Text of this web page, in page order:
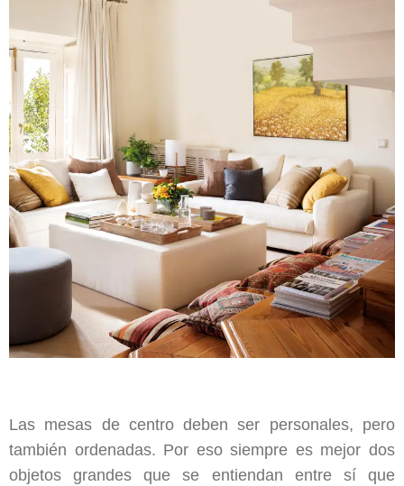
Las mesas de centro deben ser personales, pero
también ordenadas. Por eso siempre es mejor dos
objetos grandes que se entiendan entre sí que